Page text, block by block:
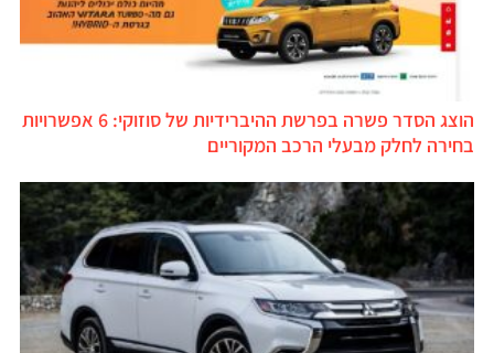
הוצג הסדר פשרה בפרשת ההיברידיות של סוזוקי: 6 אפשרויות
בחירה לחלק מבעלי הרכב המקוריים